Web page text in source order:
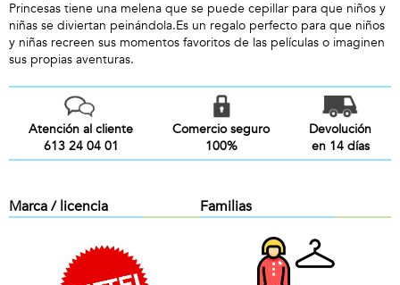
Princesas tiene una melena que se puede cepillar para que niños y
niñas se diviertan peinándola.Es un regalo perfecto para que niños
y niñas recreen sus momentos favoritos de las películas o imaginen
sus propias aventuras.
Atención al cliente
613 24 04 01
Comercio seguro
100%
Devolución
en 14 días
Marca / licencia Familias